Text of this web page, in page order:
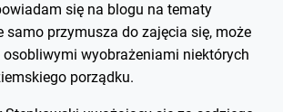
się na blogu na tematy
samo przymusza do zajęcia się, może
osobliwymi wyobrażeniami niektórych
porządku.